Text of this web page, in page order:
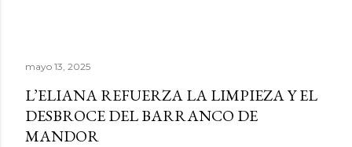
mayo 13, 2025
L’ELIANA REFUERZA LA LIMPIEZA Y EL
DESBROCE DEL BARRANCO DE
MANDOR